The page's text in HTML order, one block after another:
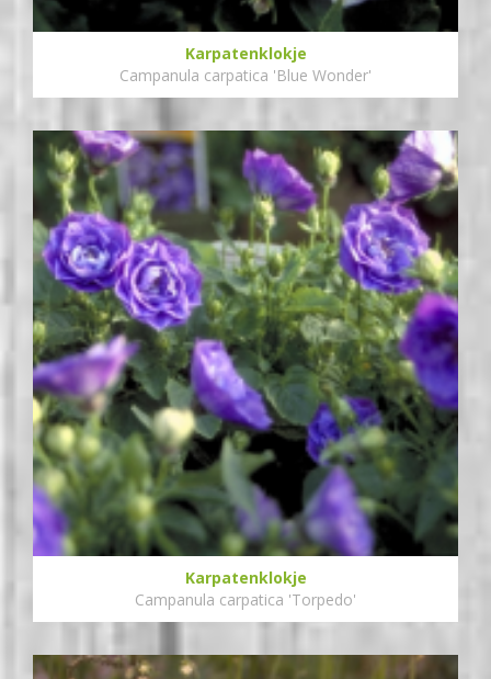
Karpatenklokje
Campanula carpatica 'Blue Wonder'
Karpatenklokje
Campanula carpatica 'Torpedo'